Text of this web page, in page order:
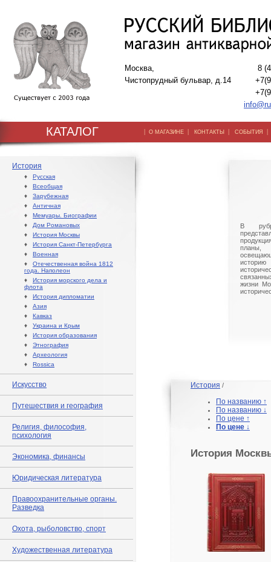
Москва,
Чистопрудный бульвар, д.14
8
КАТАЛОГ | О МАГАЗИНЕ | КОНТАКТЫ | СОБЫТИЯ
История
♦ Русская
♦ Всеобщая
♦ Зарубежная
♦ Античная
♦ Мемуары. Биографии
♦ Дом Романовых
♦ История Москвы
♦ История Санкт-Петербурга
♦ Военная
♦ Отечественная война 1812
года. Наполеон
♦ История морского дела и
флота
♦ История дипломатии
♦ Азия
♦ Кавказ
♦ Украина и Крым
♦ История образования
♦ Этнография
♦ Археология
♦ Rossica
Искусство
Путешествия и география
Религия, философия,
психология
Экономика, финансы
Юридическая литература
Правоохранительные органы.
Разведка
Охота, рыболовство, спорт
Художественная литература
В
планы,
жизни
История /
По названию ↑
По названию ↓
По цене ↑
По цене ↓
История